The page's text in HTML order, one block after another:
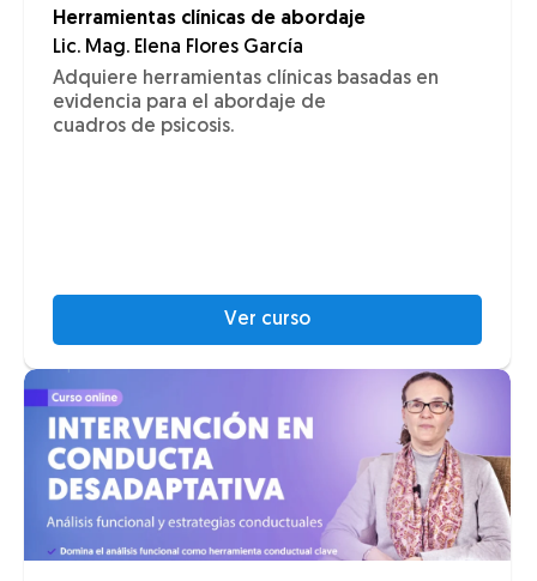
Herramientas clínicas de abordaje
Lic. Mag. Elena Flores García
Adquiere herramientas clínicas basadas en
evidencia para el abordaje de
cuadros de psicosis.
Ver curso